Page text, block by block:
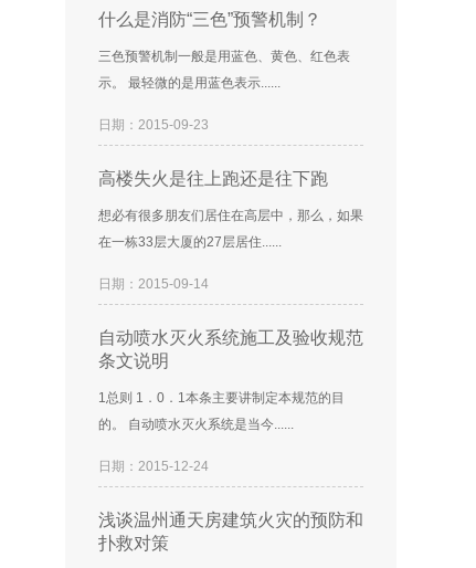
什么是消防“三色”预警机制？
三色预警机制一般是用蓝色、黄色、红色表
示。 最轻微的是用蓝色表示......
日期：2015-09-23
高楼失火是往上跑还是往下跑
想必有很多朋友们居住在高层中，那么，如果
在一栋33层大厦的27层居住......
日期：2015-09-14
自动喷水灭火系统施工及验收规范
条文说明
1总则 1．0．1本条主要讲制定本规范的目
的。 自动喷水灭火系统是当今......
日期：2015-12-24
浅谈温州通天房建筑火灾的预防和
扑救对策